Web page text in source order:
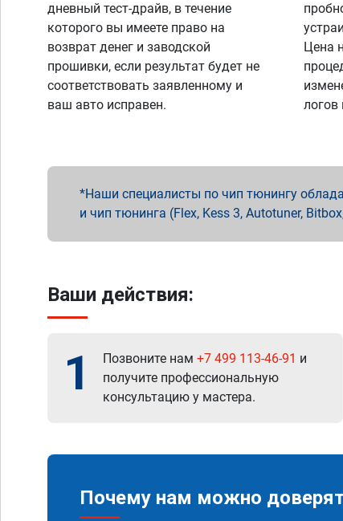
дневный тест-драйв, в течение
которого вы имеете право на
возврат денег и заводской
прошивки, если результат будет не
соответствовать заявленному и
ваш авто исправен.
Цена
логов
Наши специалисты по чип тюнингу
и чип тюнинга (Flex, Kess 3, Autotuner,
Ваши действия:
1 Позвоните нам +7 499 113-46-91 и
получите профессиональную
консультацию у мастера.
Почему нам можно